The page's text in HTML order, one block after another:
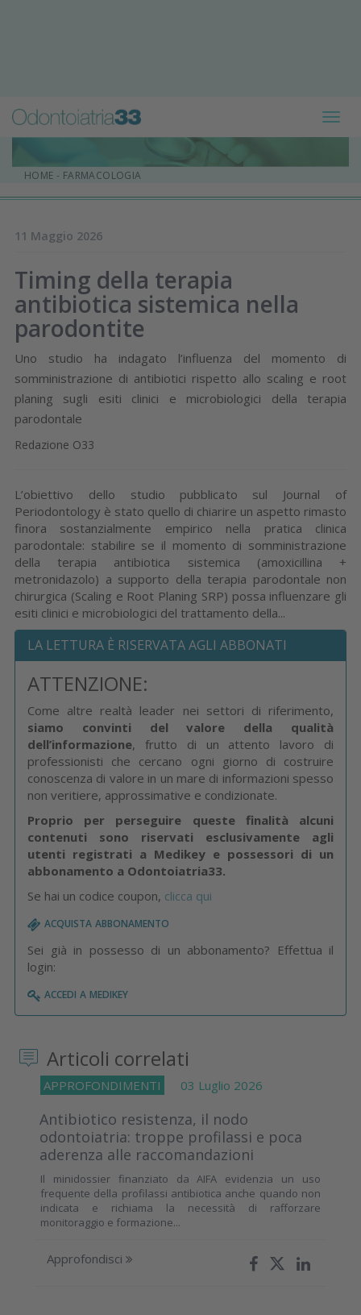
HOME - FARMACOLOGIA
11 Maggio 2026
Timing della terapia
antibiotica sistemica nella
parodontite
Uno studio ha indagato l’influenza del momento di
somministrazione di antibiotici rispetto allo scaling e root
planing sugli esiti clinici e microbiologici della terapia
parodontale
Redazione O33
L’obiettivo dello studio pubblicato sul Journal of
Periodontology è stato quello di chiarire un aspetto rimasto
finora sostanzialmente empirico nella pratica clinica
parodontale: stabilire se il momento di somministrazione
della terapia antibiotica sistemica (amoxicillina +
metronidazolo) a supporto della terapia parodontale non
chirurgica (Scaling e Root Planing SRP) possa influenzare gli
esiti clinici e microbiologici del trattamento della...
LA LETTURA È RISERVATA AGLI ABBONATI
ATTENZIONE:
Come altre realtà leader nei settori di riferimento,
siamo convinti del valore della qualità
dell’informazione, frutto di un attento lavoro di
professionisti che cercano ogni giorno di costruire
conoscenza di valore in un mare di informazioni spesso
non veritiere, approssimative e condizionate.
Proprio per perseguire queste finalità alcuni
contenuti sono riservati esclusivamente agli
utenti registrati a Medikey e possessori di un
abbonamento a Odontoiatria33.
Se hai un codice coupon, clicca qui
acquista abbonamento
Sei già in possesso di un abbonamento? Effettua il
login:
accedi a medikey
Articoli correlati
APPROFONDIMENTI 03 Luglio 2026
Antibiotico resistenza, il nodo
odontoiatria: troppe profilassi e poca
aderenza alle raccomandazioni
Il minidossier finanziato da AIFA evidenzia un uso
frequente della profilassi antibiotica anche quando non
indicata e richiama la necessità di rafforzare
monitoraggio e formazione...
Approfondisci